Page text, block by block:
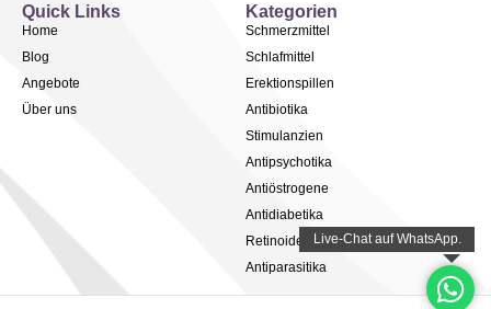
Kategorien
Schmerzmittel
Schlafmittel
Erektionspillen
Antibiotika
Stimulanzien
Antipsychotika
Antiöstrogene
Antidiabetika
Retinoide
Antiparasitika
Quick Links
Home
Blog
Angebote
Über uns